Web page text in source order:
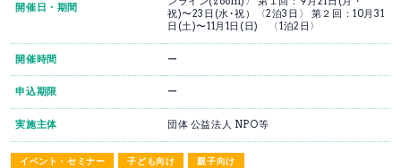
イベント・セミナー 子ども向け 親子向け
開催日・期間
祝)〜23日(水･祝）〈2泊3日〉 第２回：10月31
日(土)〜11月1日(日) 〈1泊2日〉
開催時間 ー
申込期限 ー
実施主体 団体 公益法人 NPO等